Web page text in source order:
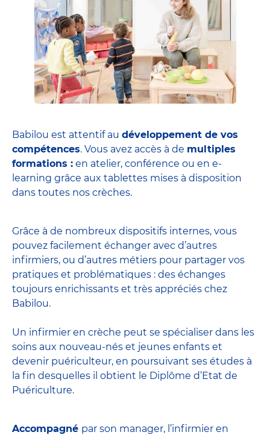
Babilou est attentif au développement de vos
compétences. Vous avez accès à de multiples
formations : en atelier, conférence ou en e-
learning grâce aux tablettes mises à disposition
dans toutes nos crèches.
Grâce à de nombreux dispositifs internes, vous
pouvez facilement échanger avec d’autres
infirmiers, ou d’autres métiers pour partager vos
pratiques et problématiques : des échanges
toujours enrichissants et très appréciés chez
Babilou.
Un infirmier en crèche peut se spécialiser dans les
soins aux nouveau-nés et jeunes enfants et
devenir puériculteur, en poursuivant ses études à
la fin desquelles il obtient le Diplôme d’Etat de
Puériculture.
Accompagné par son manager, l’infirmier en